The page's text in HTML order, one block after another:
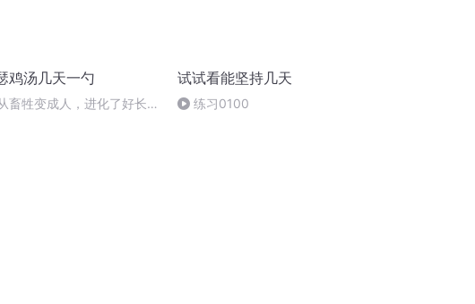
鸡汤几天一勺
畜牲变成人，进化了好长时
试试看能坚持几天
练习0100